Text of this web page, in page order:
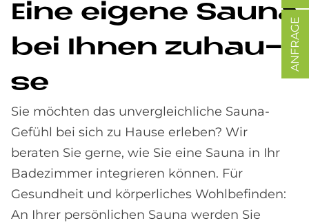
Eine ei­ge­ne Sau­na
bei Ih­nen zu­hau­
se
Sie möchten das unvergleichliche Sauna-
Gefühl bei sich zu Hause erleben? Wir
beraten Sie gerne, wie Sie eine Sauna in Ihr
Badezimmer integrieren können. Für
Gesundheit und körperliches Wohlbefinden:
An Ihrer persönlichen Sauna werden Sie
ANFRAGE